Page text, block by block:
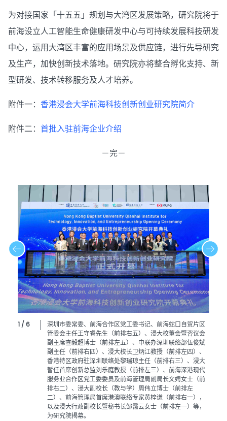
为对接国家「十五五」规划与大湾区发展策略，研究院将于
前海设立人工智能生命健康研发中心与可持续发展科技研发
中心，运用大湾区丰富的应用场景及供应链，进行先导研究
及生产，加快创新技术落地。研究院亦将整合孵化支持、新
型研发、技术转移服务及人才培养。
附件一： 香港浸会大学前海科技创新创业研究院简介
附件二： 首批入驻前海企业介绍
－完－
1 / 6
深圳市委常委、前海合作区党工委书记、前海蛇口自贸片区
管委会主任王守睿先生（前排右五）、浸大校董会暨咨议会
副主席查毅超博士（前排左五）、中联办深圳联络部伍俊斌
副主任（前排右四）、浸大校长卫炳江教授（前排左四）、
香港特区政府驻深圳联络处黎瑞琼主任（前排右三）、浸大
暂任首席创新总监刘乐庭教授（前排左三）、前海深港现代
服务业合作区党工委委员及前海管理局副局长文娉女士（前
排右二）、浸大副校长（教与学）周伟立博士（前排左
二）、前海管理局首席港澳联络专家黄梓谦（前排右一），
以及浸大行政副校长暨秘书长邹霭云女士（前排左一）等，
为研究院揭幕。